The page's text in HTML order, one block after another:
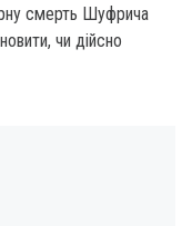
смерть Шуфрича
чи дійсно